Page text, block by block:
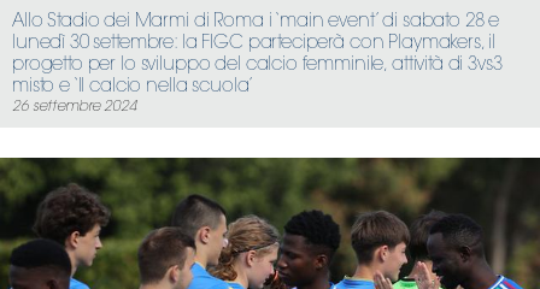
Allo Stadio dei Marmi di Roma i ‘main event’ di sabato 28 e
lunedì 30 settembre: la FIGC parteciperà con Playmakers, il
progetto per lo sviluppo del calcio femminile, attività di 3vs3
misto e ‘Il calcio nella scuola’
26 settembre 2024